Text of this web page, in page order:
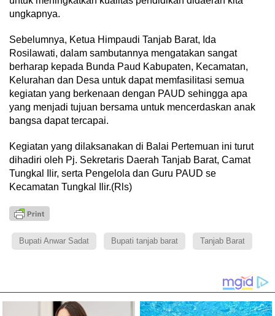
ungkapnya.
Sebelumnya, Ketua Himpaudi Tanjab Barat, Ida
Rosilawati, dalam sambutannya mengatakan sangat
berharap kepada Bunda Paud Kabupaten, Kecamatan,
Kelurahan dan Desa untuk dapat memfasilitasi semua
kegiatan yang berkenaan dengan PAUD sehingga apa
yang menjadi tujuan bersama untuk mencerdaskan anak
bangsa dapat tercapai.
Kegiatan yang dilaksanakan di Balai Pertemuan ini turut
dihadiri oleh Pj. Sekretaris Daerah Tanjab Barat, Camat
Tungkal Ilir, serta Pengelola dan Guru PAUD se
Kecamatan Tungkal Ilir.(Rls)
Bupati Anwar Sadat Bupati tanjab barat Tanjab Barat